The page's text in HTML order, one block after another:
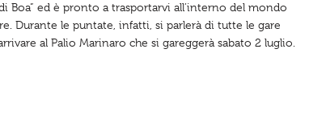
Boa” ed è pronto a trasportarvi all’interno del mondo
Durante le puntate, infatti, si parlerà di tutte le gare
al Palio Marinaro che si gareggerà sabato 2 luglio.